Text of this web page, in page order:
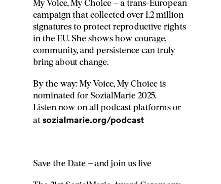
My Voice, My Choice – a trans-European
campaign that collected over 1.2 million
signatures to protect reproductive rights
in the EU. She shows how courage,
community, and persistence can truly
bring about change.
By the way: My Voice, My Choice is
nominated for SozialMarie 2025.
Listen now on all podcast platforms or
atsozialmarie.org/podcast
Save the Date – and join us live